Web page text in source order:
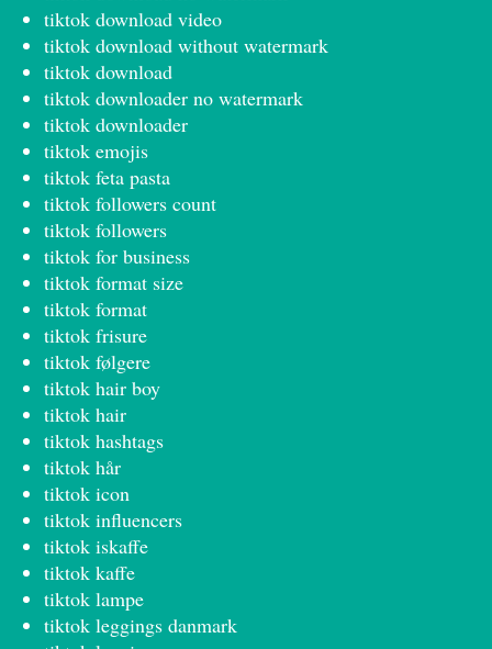
tiktok download video
tiktok download without watermark
tiktok download
tiktok downloader no watermark
tiktok downloader
tiktok emojis
tiktok feta pasta
tiktok followers count
tiktok followers
tiktok for business
tiktok format size
tiktok format
tiktok frisure
tiktok følgere
tiktok hair boy
tiktok hair
tiktok hashtags
tiktok hår
tiktok icon
tiktok influencers
tiktok iskaffe
tiktok kaffe
tiktok lampe
tiktok leggings danmark